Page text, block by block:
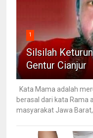
1
Silsilah
Gentur Cianjur
Kata Mama adalah
berasal dari kata Rama
masyarakat Jawa Barat,